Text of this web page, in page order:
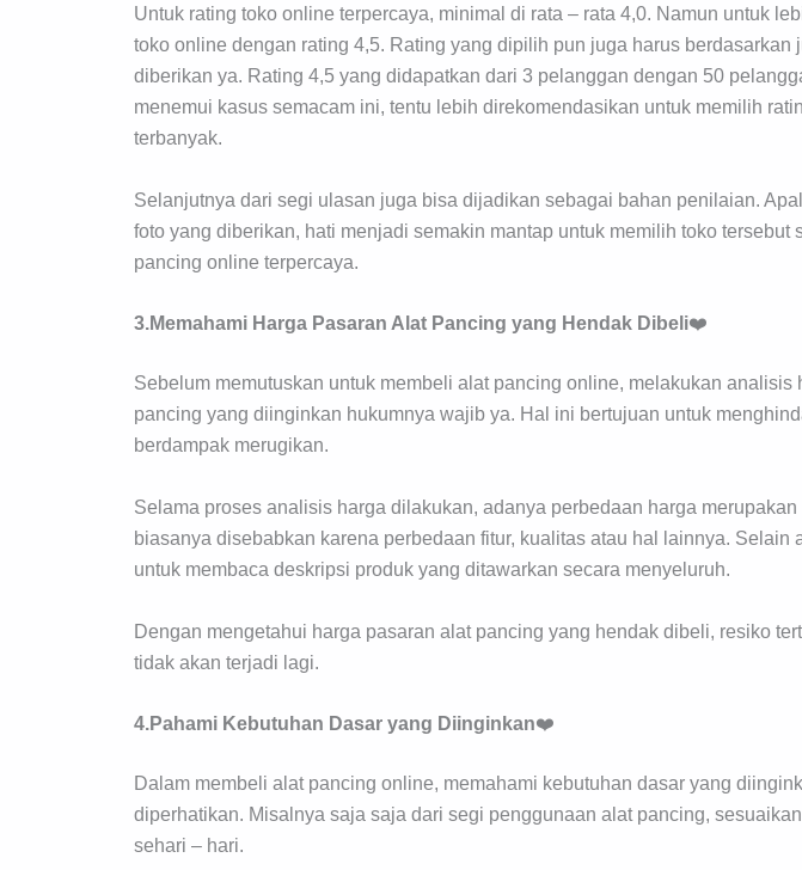
Untuk rating toko online terpercaya, minimal di rata – rata 4,0. Namun untuk
toko online dengan rating 4,5. Rating yang dipilih pun juga harus berdasarkan
diberikan ya. Rating 4,5 yang didapatkan dari 3 pelanggan dengan 50
menemui kasus semacam ini, tentu lebih direkomendasikan untuk memilih
terbanyak.
Selanjutnya dari segi ulasan juga bisa dijadikan sebagai bahan penilaian.
foto yang diberikan, hati menjadi semakin mantap untuk memilih toko tersebut
pancing online terpercaya.
3.Memahami Harga Pasaran Alat Pancing yang Hendak Dibeli❤️
Sebelum memutuskan untuk membeli alat pancing online, melakukan analisis
pancing yang diinginkan hukumnya wajib ya. Hal ini bertujuan untuk
berdampak merugikan.
Selama proses analisis harga dilakukan, adanya perbedaan harga
biasanya disebabkan karena perbedaan fitur, kualitas atau hal lainnya. Selain
untuk membaca deskripsi produk yang ditawarkan secara menyeluruh.
Dengan mengetahui harga pasaran alat pancing yang hendak dibeli, resiko
tidak akan terjadi lagi.
4.Pahami Kebutuhan Dasar yang Diinginkan❤️
Dalam membeli alat pancing online, memahami kebutuhan dasar yang
diperhatikan. Misalnya saja saja dari segi penggunaan alat pancing,
sehari – hari.